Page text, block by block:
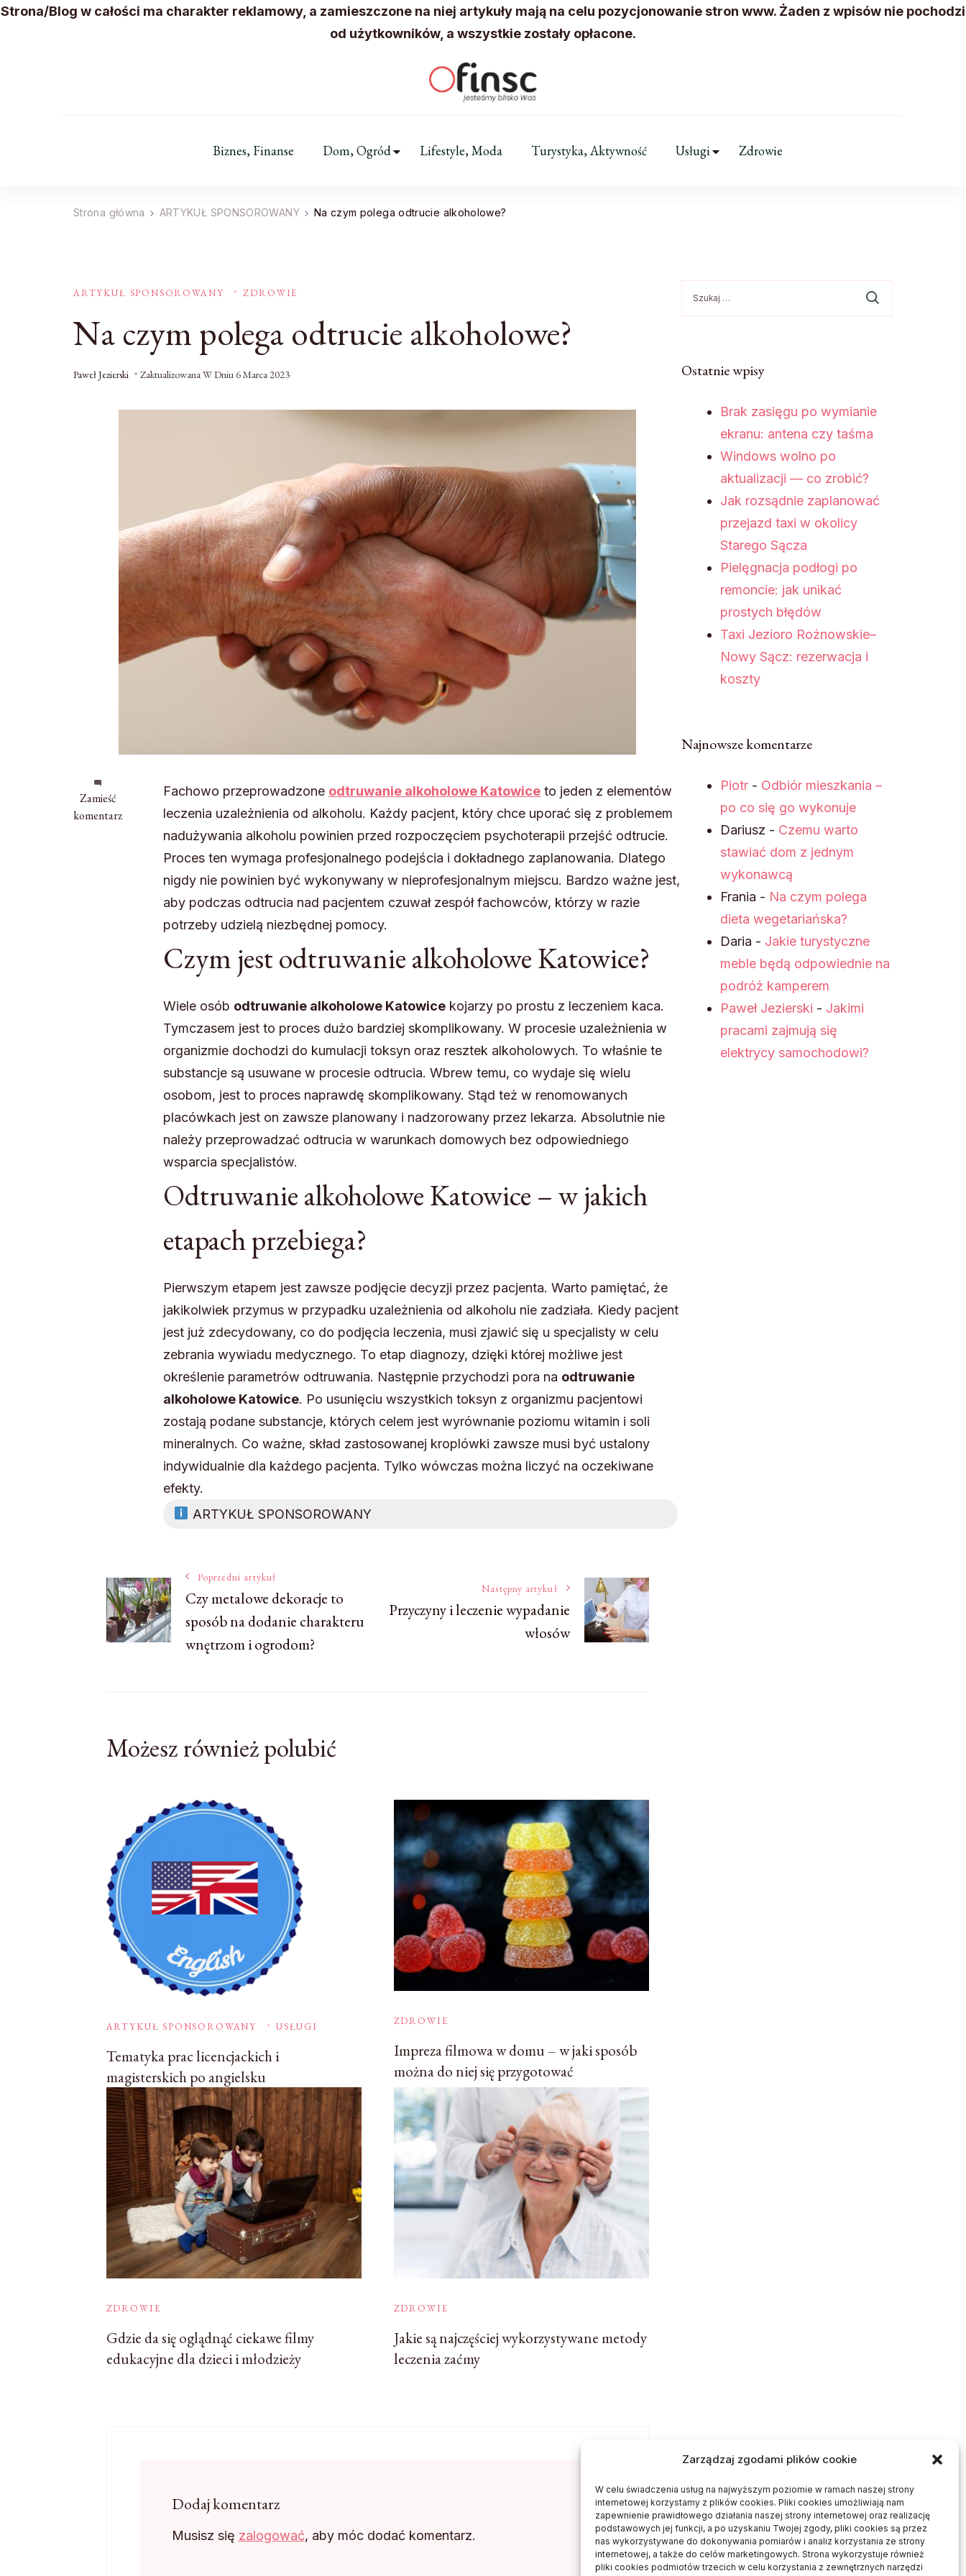
Zarządzaj zgodami plików cookie
W celu świadczenia usług na najwyższym poziomie w ramach naszej strony
internetowej korzystamy z plików cookies. Pliki cookies umożliwiają nam
zapewnienie prawidłowego działania naszej strony internetowej oraz realizację
podstawowych jej funkcji, a po uzyskaniu Twojej zgody, pliki cookies są przez
nas wykorzystywane do dokonywania pomiarów i analiz korzystania ze strony
internetowej, a także do celów marketingowych. Strona wykorzystuje również
pliki cookies podmiotów trzecich w celu korzystania z zewnętrznych narzędzi
Strona/Blog w całości ma charakter reklamowy, a zamieszczone na niej artykuły mają na celu pozycjonowanie stron www. Żaden z wpisów nie pochodzi
od użytkowników, a wszystkie zostały opłacone.
Biznes, Finanse Dom, Ogród Lifestyle, Moda Turystyka, Aktywność Usługi Zdrowie
Strona główna ARTYKUŁ SPONSOROWANY Na czym polega odtrucie alkoholowe?
ARTYKUŁ SPONSOROWANY ZDROWIE
Na czym polega odtrucie alkoholowe?
Paweł Jezierski Zaktualizowana W Dniu 6 Marca 2023
Zamieść
komentarz
we
wpisie
Fachowo przeprowadzone odtruwanie alkoholowe Katowice to jeden z elementów
leczenia uzależnienia od alkoholu. Każdy pacjent, który chce uporać się z problemem
nadużywania alkoholu powinien przed rozpoczęciem psychoterapii przejść odtrucie.
Proces ten wymaga profesjonalnego podejścia i dokładnego zaplanowania. Dlatego
nigdy nie powinien być wykonywany w nieprofesjonalnym miejscu. Bardzo ważne jest,
aby podczas odtrucia nad pacjentem czuwał zespół fachowców, którzy w razie
potrzeby udzielą niezbędnej pomocy.
Czym jest odtruwanie alkoholowe Katowice?
Wiele osób odtruwanie alkoholowe Katowice kojarzy po prostu z leczeniem kaca.
Tymczasem jest to proces dużo bardziej skomplikowany. W procesie uzależnienia w
organizmie dochodzi do kumulacji toksyn oraz resztek alkoholowych. To właśnie te
substancje są usuwane w procesie odtrucia. Wbrew temu, co wydaje się wielu
osobom, jest to proces naprawdę skomplikowany. Stąd też w renomowanych
placówkach jest on zawsze planowany i nadzorowany przez lekarza. Absolutnie nie
należy przeprowadzać odtrucia w warunkach domowych bez odpowiedniego
wsparcia specjalistów.
Odtruwanie alkoholowe Katowice – w jakich
etapach przebiega?
Pierwszym etapem jest zawsze podjęcie decyzji przez pacjenta. Warto pamiętać, że
jakikolwiek przymus w przypadku uzależnienia od alkoholu nie zadziała. Kiedy pacjent
jest już zdecydowany, co do podjęcia leczenia, musi zjawić się u specjalisty w celu
zebrania wywiadu medycznego. To etap diagnozy, dzięki której możliwe jest
określenie parametrów odtruwania. Następnie przychodzi pora na odtruwanie
alkoholowe Katowice. Po usunięciu wszystkich toksyn z organizmu pacjentowi
zostają podane substancje, których celem jest wyrównanie poziomu witamin i soli
mineralnych. Co ważne, skład zastosowanej kroplówki zawsze musi być ustalony
indywidualnie dla każdego pacjenta. Tylko wówczas można liczyć na oczekiwane
efekty.
ARTYKUŁ SPONSOROWANY
Nawigacja
wpisu
Poprzedni artykuł
Czy metalowe dekoracje to
sposób na dodanie charakteru
wnętrzom i ogrodom?
Następny artykuł
Przyczyny i leczenie wypadanie
włosów
Możesz również polubić
ARTYKUŁ SPONSOROWANY USŁUGI
Tematyka prac licencjackich i
magisterskich po angielsku
ZDROWIE
Impreza filmowa w domu – w jaki sposób
można do niej się przygotować
ZDROWIE
Gdzie da się oglądnąć ciekawe filmy
edukacyjne dla dzieci i młodzieży
ZDROWIE
Jakie są najczęściej wykorzystywane metody
leczenia zaćmy
Dodaj komentarz
Musisz się zalogować, aby móc dodać komentarz.
Ostatnie wpisy
Brak zasięgu po wymianie
ekranu: antena czy taśma
Windows wolno po
aktualizacji — co zrobić?
Jak rozsądnie zaplanować
przejazd taxi w okolicy
Starego Sącza
Pielęgnacja podłogi po
remoncie: jak unikać
prostych błędów
Taxi Jezioro Rożnowskie–
Nowy Sącz: rezerwacja i
koszty
Najnowsze komentarze
Piotr - Odbiór mieszkania –
po co się go wykonuje
Dariusz - Czemu warto
stawiać dom z jednym
wykonawcą
Frania - Na czym polega
dieta wegetariańska?
Daria - Jakie turystyczne
meble będą odpowiednie na
podróż kamperem
Paweł Jezierski - Jakimi
pracami zajmują się
elektrycy samochodowi?